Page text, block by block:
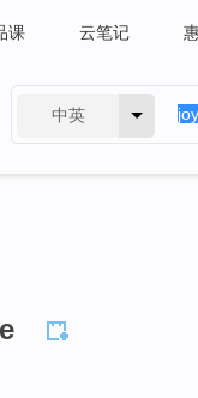
课 云笔记
中英